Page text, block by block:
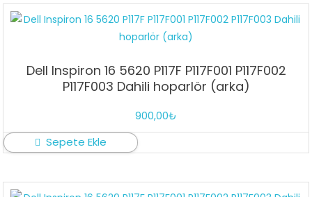
Dell Inspiron 16 5620 P117F P117F001 P117F002
P117F003 Dahili hoparlör (arka)
900,00₺
Sepete Ekle